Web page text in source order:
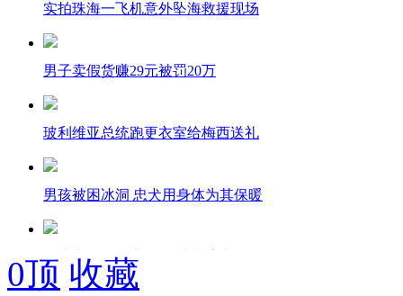
实拍珠海一飞机意外坠海救援现场
男子卖假货赚29元被罚20万
玻利维亚总统跑更衣室给梅西送礼
男孩被困冰洞 忠犬用身体为其保暖
洒水车雨天作业 网友吐槽浪费资源
0顶 收藏